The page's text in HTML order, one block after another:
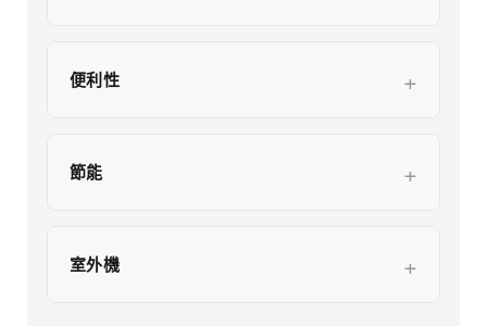
便利性
節能
室外機